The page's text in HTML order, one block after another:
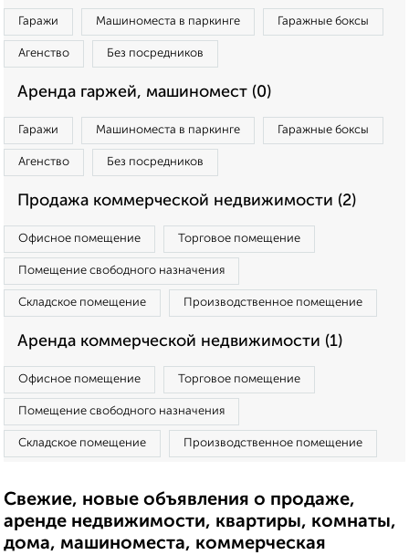
Гаражи Машиноместа в паркинге Гаражные боксы
Агенство Без посредников
Аренда гаржей, машиномест (0)
Гаражи Машиноместа в паркинге Гаражные боксы
Агенство Без посредников
Продажа коммерческой недвижимости (2)
Офисное помещение Торговое помещение
Помещение свободного назначения
Складское помещение Производственное помещение
Аренда коммерческой недвижимости (1)
Офисное помещение Торговое помещение
Помещение свободного назначения
Складское помещение Производственное помещение
Свежие, новые объявления о продаже,
аренде недвижимости, квартиры, комнаты,
дома, машиноместа, коммерческая